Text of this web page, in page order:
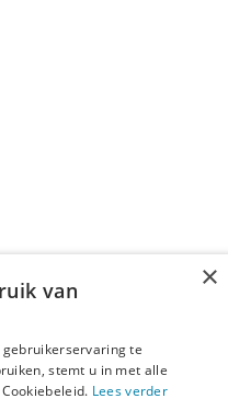
voorbehouden.
×
van
te
stemt u in met alle
Lees verder